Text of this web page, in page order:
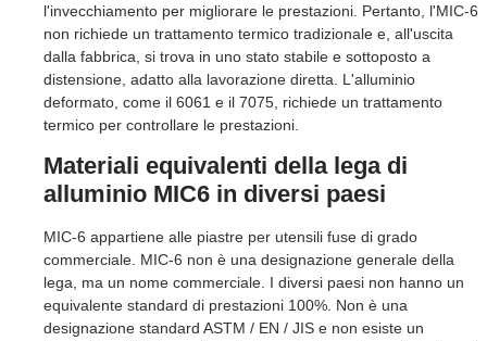
l'invecchiamento per migliorare le prestazioni. Pertanto, l'MIC-6
non richiede un trattamento termico tradizionale e, all'uscita
dalla fabbrica, si trova in uno stato stabile e sottoposto a
distensione, adatto alla lavorazione diretta. L'alluminio
deformato, come il 6061 e il 7075, richiede un trattamento
termico per controllare le prestazioni.
Materiali equivalenti della lega di
alluminio MIC6 in diversi paesi
MIC-6 appartiene alle piastre per utensili fuse di grado
commerciale. MIC-6 non è una designazione generale della
lega, ma un nome commerciale. I diversi paesi non hanno un
equivalente standard di prestazioni 100%. Non è una
designazione standard ASTM / EN / JIS e non esiste un